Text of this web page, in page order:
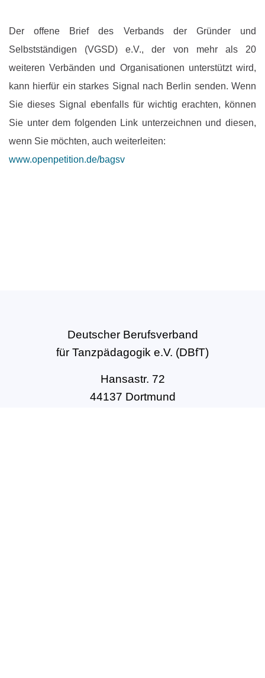
Der offene Brief des Verbands der Gründer und
Selbstständigen (VGSD) e.V., der von mehr als 20
weiteren Verbänden und Organisationen unterstützt wird,
kann hierfür ein starkes Signal nach Berlin senden. Wenn
Sie dieses Signal ebenfalls für wichtig erachten, können
Sie unter dem folgenden Link unterzeichnen und diesen,
wenn Sie möchten, auch weiterleiten:
www.openpetition.de/bagsv
Deutscher Berufsverband
für Tanzpädagogik e.V. (DBfT)
Hansastr. 72
44137 Dortmund